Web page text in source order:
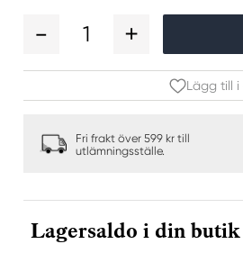
1
Lägg till i
Fri frakt över 599 kr till
utlämningsställe.
Lagersaldo i din butik